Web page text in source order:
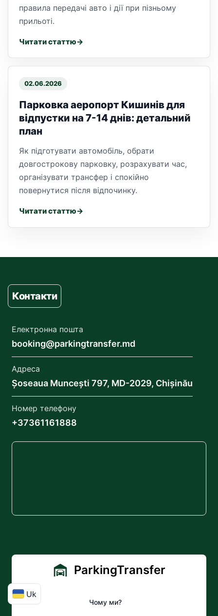
правила передачі авто і дії при пізньому
прильоті.
Читати статтю
02.06.2026
Парковка аеропорт Кишинів для
відпустки на 7-14 днів: детальний
план
Як підготувати автомобіль, обрати
довгострокову парковку, розрахувати час,
організувати трансфер і спокійно
повернутися після відпочинку.
Читати статтю
Uk
Контакти
Електронна пошта
booking@parkingtransfer.md
Адреса
Șoseaua Muncești 797, MD-2029, Chișinău
Номер телефону
+37361161888
ParkingTransfer
Чому ми?